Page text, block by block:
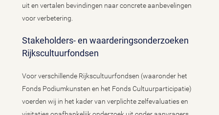
uit en vertalen bevindingen naar concrete aanbevelingen
voor verbetering.
Stakeholders- en waarderingsonderzoeken
Rijkscultuurfondsen
Voor verschillende Rijkscultuurfondsen (waaronder het
Fonds Podiumkunsten en het Fonds Cultuurparticipatie)
voerden wij in het kader van verplichte zelfevaluaties en